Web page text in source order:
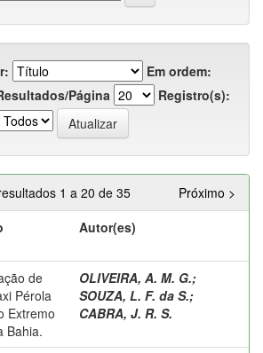
Em ordem:
Página
Registro(s):
1 a 20 de 35
Próximo >
Autor(es)
de
Pérola
Extremo
Bahia.
OLIVEIRA, A. M. G.;
SOUZA, L. F. da S.;
CABRA, J. R. S.